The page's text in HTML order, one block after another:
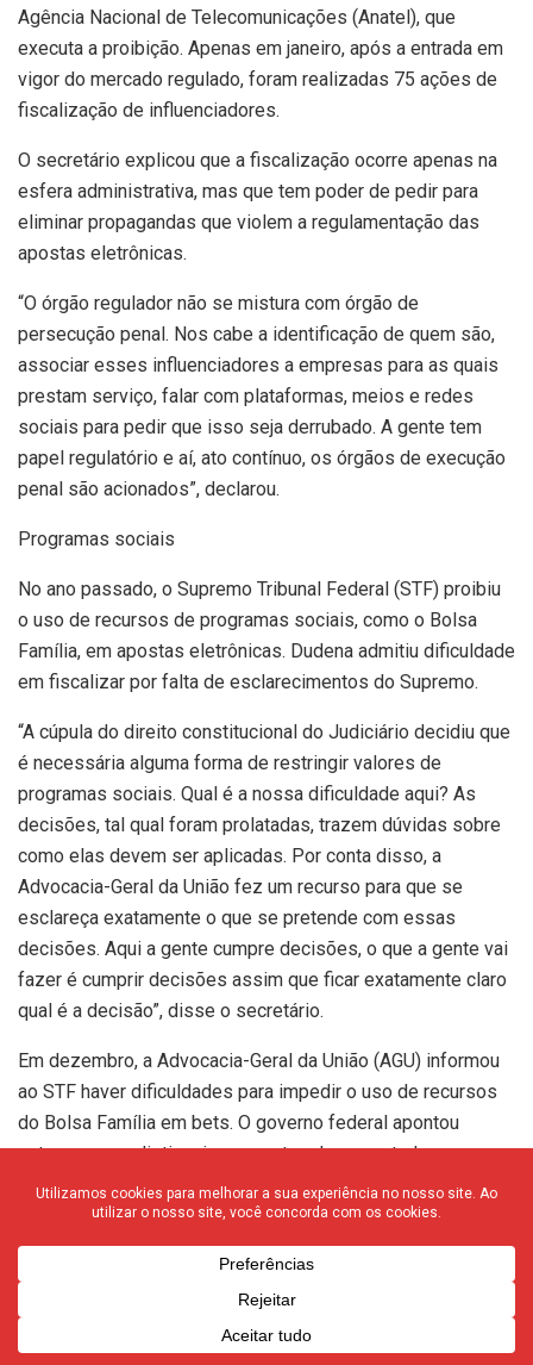
Agência Nacional de Telecomunicações (Anatel), que
executa a proibição. Apenas em janeiro, após a entrada em
vigor do mercado regulado, foram realizadas 75 ações de
fiscalização de influenciadores.
O secretário explicou que a fiscalização ocorre apenas na
esfera administrativa, mas que tem poder de pedir para
eliminar propagandas que violem a regulamentação das
apostas eletrônicas.
“O órgão regulador não se mistura com órgão de
persecução penal. Nos cabe a identificação de quem são,
associar esses influenciadores a empresas para as quais
prestam serviço, falar com plataformas, meios e redes
sociais para pedir que isso seja derrubado. A gente tem
papel regulatório e aí, ato contínuo, os órgãos de execução
penal são acionados”, declarou.
Programas sociais
No ano passado, o Supremo Tribunal Federal (STF) proibiu
o uso de recursos de programas sociais, como o Bolsa
Família, em apostas eletrônicas. Dudena admitiu dificuldade
em fiscalizar por falta de esclarecimentos do Supremo.
“A cúpula do direito constitucional do Judiciário decidiu que
é necessária alguma forma de restringir valores de
programas sociais. Qual é a nossa dificuldade aqui? As
decisões, tal qual foram prolatadas, trazem dúvidas sobre
como elas devem ser aplicadas. Por conta disso, a
Advocacia-Geral da União fez um recurso para que se
esclareça exatamente o que se pretende com essas
decisões. Aqui a gente cumpre decisões, o que a gente vai
fazer é cumprir decisões assim que ficar exatamente claro
qual é a decisão”, disse o secretário.
Em dezembro, a Advocacia-Geral da União (AGU) informou
ao STF haver dificuldades para impedir o uso de recursos
do Bolsa Família em bets. O governo federal apontou
entraves para distinguir nas contas dos apostadores os
recursos dos benefícios sociais e o dinheiro de outras
fontes de renda.
A AGU também pediu esclarecimentos sobre se a
determinação também vale para apostas de bets estaduais.
No recurso, o governo também alegou que, após o
pagamento dos benefícios sociais, os recursos das contas